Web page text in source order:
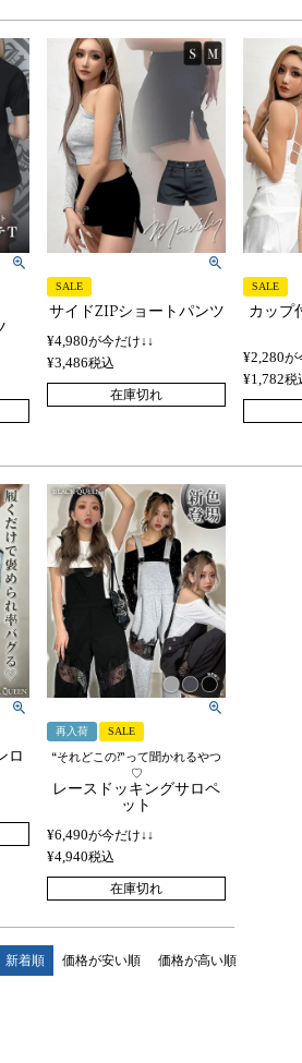
SALE
サイドZIPショートパンツ
¥4,980が今だけ↓↓
¥3,486税込
在庫切れ
SALE
カップ
¥2,280が
¥1,782税
ロ
再入荷 SALE
“それどこの?”って聞かれるやつ
♡
レースドッキングサロペ
ット
¥6,490が今だけ↓↓
¥4,940税込
在庫切れ
新着順 価格が安い順 価格が高い順